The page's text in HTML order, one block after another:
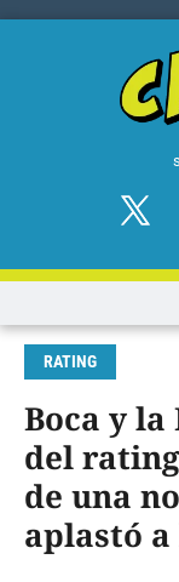
RATING
Boca y
del
de una
aplastó